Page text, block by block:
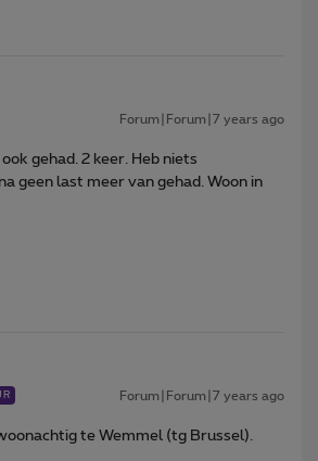
Forum|Forum|7 years ago
gehad. 2 keer. Heb niets
geen last meer van gehad. Woon in
Forum|Forum|7 years ago
te Wemmel (tg Brussel).